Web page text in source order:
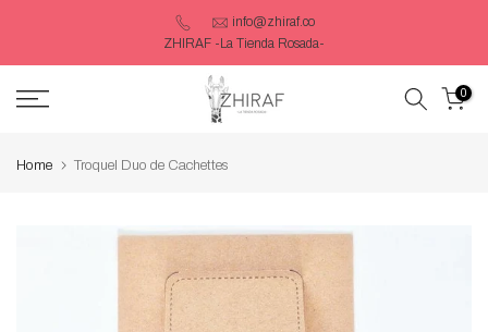
info@zhiraf.co
ZHIRAF -La Tienda Rosada-
0
Home Troquel Duo de Cachettes